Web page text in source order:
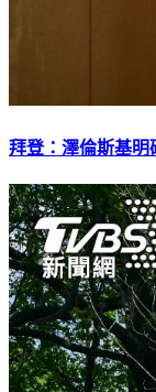
拜登：澤倫斯基